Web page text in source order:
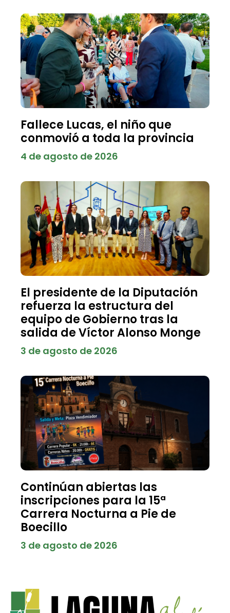
Fallece Lucas, el niño que
conmovió a toda la provincia
4 de agosto de 2026
El presidente de la Diputación
refuerza la estructura del
equipo de Gobierno tras la
salida de Víctor Alonso Monge
3 de agosto de 2026
Continúan abiertas las
inscripciones para la 15ª
Carrera Nocturna a Pie de
Boecillo
3 de agosto de 2026